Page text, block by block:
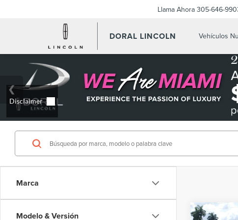
DORAL LINCOLN
Llama Ahora 305-646-
Vehículos
Marca
Modelo & Versión